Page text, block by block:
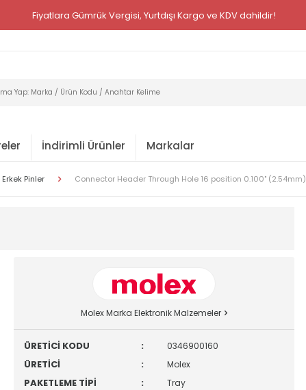
Fiyatlara Gümrük Vergisi, Yurtdışı Kargo ve KDV dahildir!
İndirimli Ürünler Markalar
Pinler Connector Header Through Hole 16 position 0.100" (2.54mm)
Molex Marka Elektronik Malzemeler
ÜRETİCİ KODU : 0346900160
ÜRETİCİ : Molex
PAKETLEME TİPİ : Tray